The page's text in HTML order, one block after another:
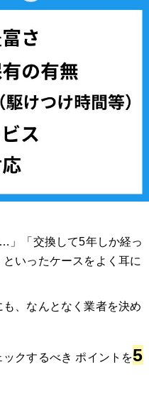
」「交換して5年しか経っ
いったケースをよく耳に
、なんとなく業者を決め
クするべき ポイントを5